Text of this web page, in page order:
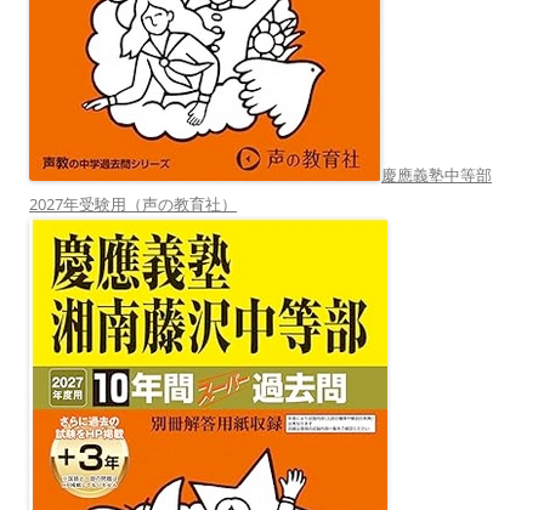
慶應義塾中等部
2027年受験用（声の教育社）